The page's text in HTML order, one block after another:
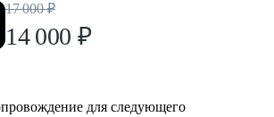
направления карьеры;
общее и операционное
17 000 ₽
14 000 ₽
для следующего